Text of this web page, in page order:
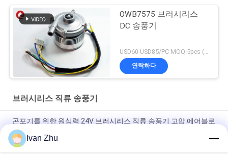
OWB7575 브러시리스
DC 송풍기
연락하다
브러시리스 직류 송풍기
곤포기를 위한 원심력 24V 브러시리스 직류 송풍기 고압 에어블로
어
24VDC 10.5Kpa 33M3/H BLDC 모터 팬들 온실 공기 순환 송풍기
Ivan Zhu